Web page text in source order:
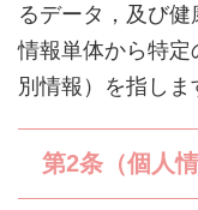
るデータ，及び
情報単体から特
別情報）を指しま
第2条（個人